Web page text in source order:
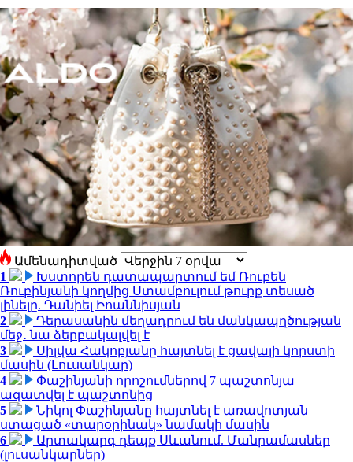
Ամենադիտված
1
Խստորեն դատապարտում եմ Ռուբեն
Ռուբինյանի կողմից Ստամբուլում թուրք տեսած
լինելը. Դանիել Իոաննիսյան
2
Դերասանին մեղադրում են մանկապղծության
մեջ․ նա ձերբակալվել է
3
Սիլվա Հակոբյանը հայտնել է ցավալի կորստի
մասին (Լուսանկար)
4
Փաշինյանի որոշումներով 7 պաշտոնյա
ազատվել է պաշտոնից
5
Նիկոլ Փաշինյանը հայտնել է առավոտյան
ստացած «տարօրինակ» նամակի մասին
6
Արտակարգ դեպք Սևանում. Մանրամասներ
(լուսանկարներ)